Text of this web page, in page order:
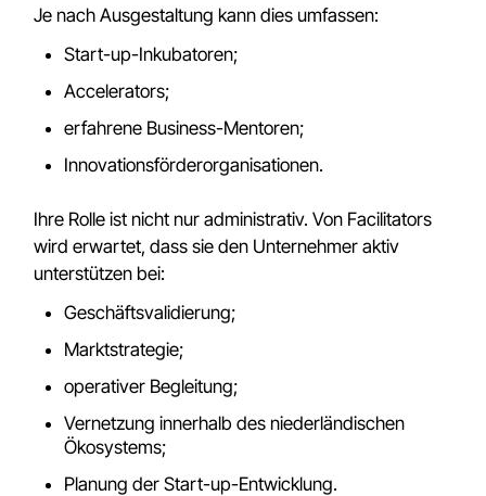
Je nach Ausgestaltung kann dies umfassen:
Start-up-Inkubatoren;
Accelerators;
erfahrene Business-Mentoren;
Innovationsförderorganisationen.
Ihre Rolle ist nicht nur administrativ. Von Facilitators
wird erwartet, dass sie den Unternehmer aktiv
unterstützen bei:
Geschäftsvalidierung;
Marktstrategie;
operativer Begleitung;
Vernetzung innerhalb des niederländischen
Ökosystems;
Planung der Start-up-Entwicklung.